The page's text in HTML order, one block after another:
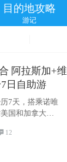
目的地攻略
游记
阿拉斯加+维
日自助游
7天，搭乘诺唯
国和加拿大的4
12